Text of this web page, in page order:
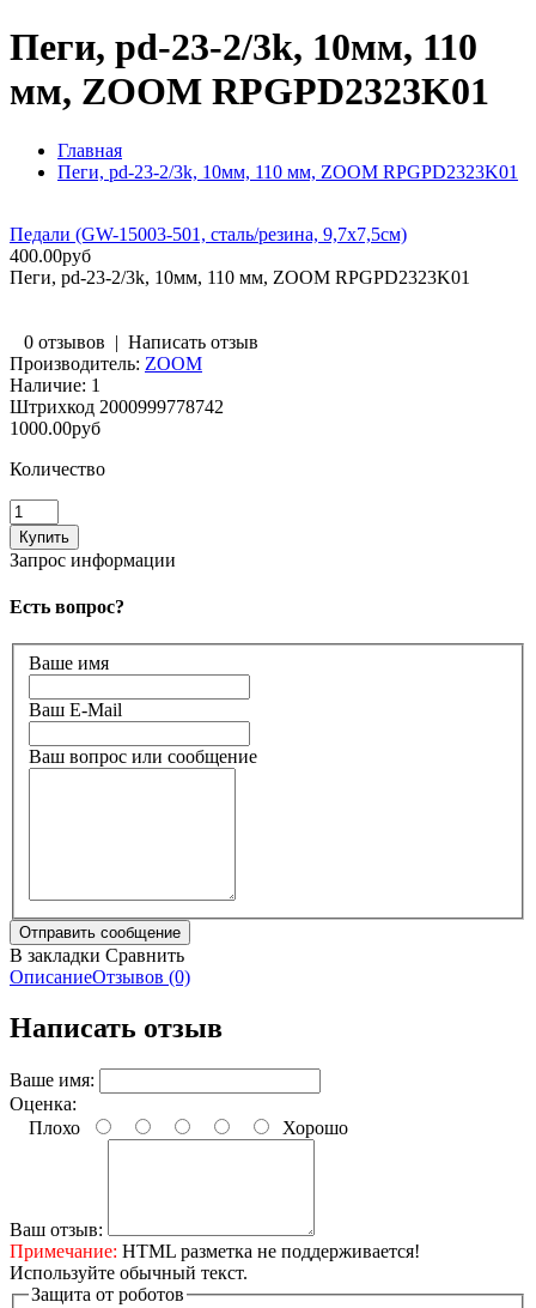
Пеги, pd-23-2/3k, 10мм, 110
мм, ZOOM RPGPD2323K01
Главная
Пеги, pd-23-2/3k, 10мм, 110 мм, ZOOM RPGPD2323K01
Педали (GW-15003-501, сталь/резина, 9,7х7,5см)
400.00руб
Пеги, pd-23-2/3k, 10мм, 110 мм, ZOOM RPGPD2323K01
0 отзывов | Написать отзыв
Производитель: ZOOM
Наличие: 1
Штрихкод 2000999778742
1000.00руб
Количество
Запрос информации
Есть вопрос?
Ваше имя
Ваш E-Mail
Ваш вопрос или сообщение
В закладки Сравнить
ОписаниеОтзывов (0)
Написать отзыв
Ваше имя:
Оценка:
Плохо
Хорошо
Ваш отзыв:
Примечание: HTML разметка не поддерживается!
Используйте обычный текст.
Защита от роботов